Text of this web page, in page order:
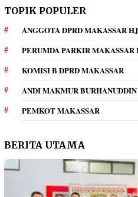
TOPIK POPULER
ANGGOTA DPRD MAKASSAR
PERUMDA PARKIR MAKASSAR
KOMISI B DPRD MAKASSAR
ANDI MAKMUR BURHANUDDIN
PEMKOT MAKASSAR
BERITA UTAMA